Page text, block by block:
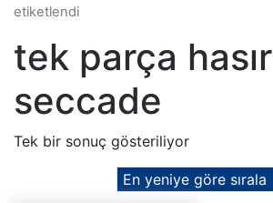
etiketlendi
tek parça hasır
seccade
Tek bir sonuç gösteriliyor